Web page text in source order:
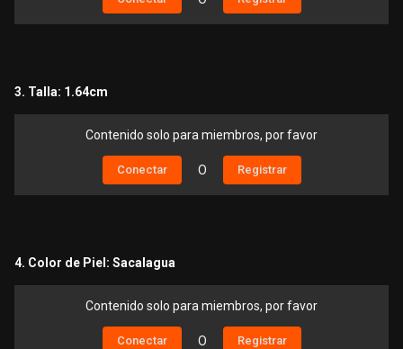
3. Talla: 1.64cm
Contenido solo para miembros, por favor
Conectar O Registrar
4. Color de Piel: Sacalagua
Contenido solo para miembros, por favor
Conectar O Registrar